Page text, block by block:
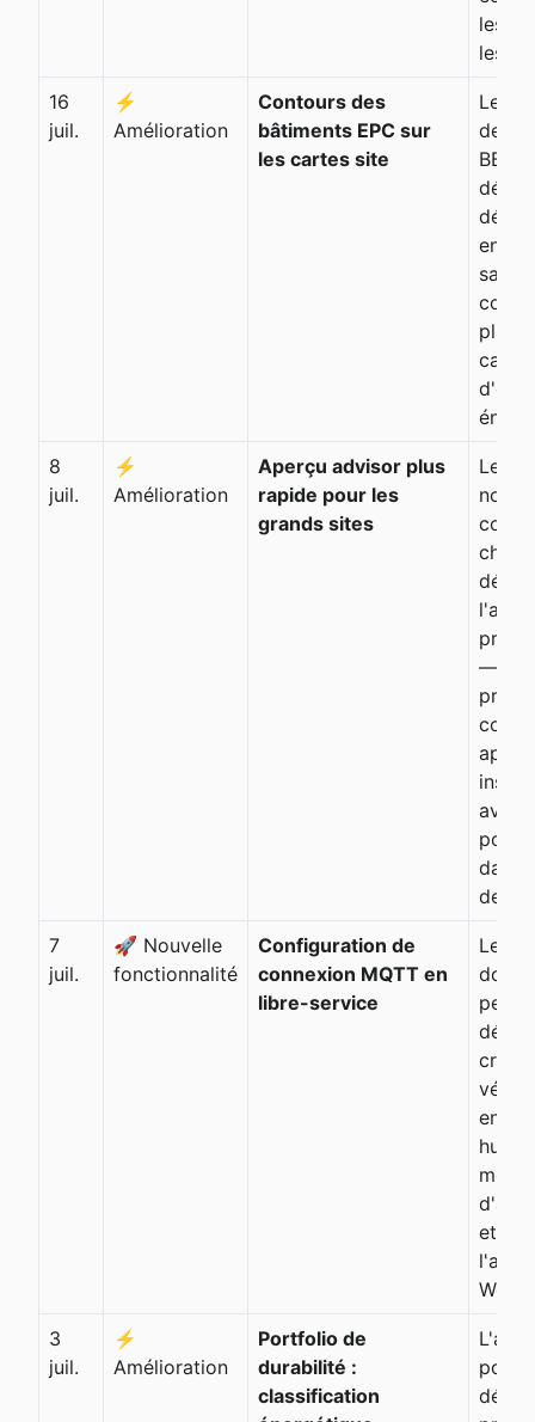
les
les
16
juil.
⚡
Amélioration
Contours des
bâtiments EPC sur
les cartes site
Les
des
BBR
plus
8
juil.
⚡
Amélioration
Aperçu advisor plus
rapide pour les
grands sites
Les
— les
avec
pour
7
juil.
🚀 Nouvelle
fonctionnalité
Configuration de
connexion MQTT en
libre-service
Les
en
hub,
et le
3
juil.
⚡
Amélioration
Portfolio de
durabilité :
classification